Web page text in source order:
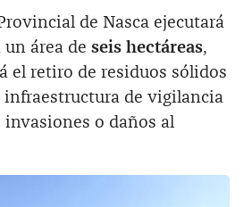
de Nasca ejecutará
área de seis hectáreas,
el retiro de residuos sólidos
de vigilancia
o daños al